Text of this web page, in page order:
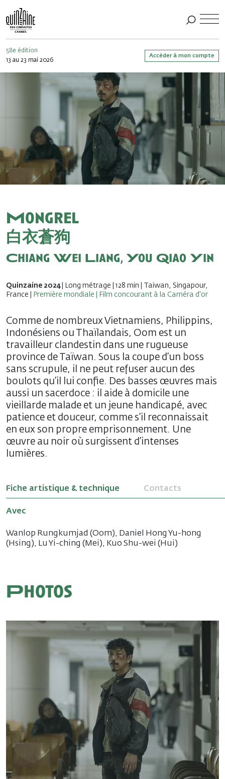
58e édition
13 au 23 mai 2026
Accéder à mon compte
Mongrel
白衣蒼狗
Chiang Wei Liang, You Qiao Yin
Quinzaine 2024
| Long métrage | 128 min | Taiwan, Singapour,
France |
Première mondiale | Film concourant à la Caméra d'or
Comme de nombreux Vietnamiens, Philippins,
Indonésiens ou Thaïlandais, Oom est un
travailleur clandestin dans une rugueuse
province de Taïwan. Sous la coupe d’un boss
sans scrupule, il ne peut refuser aucun des
boulots qu’il lui confie. Des basses œuvres mais
aussi un sacerdoce : il aide à domicile une
vieillarde malade et un jeune handicapé, avec
patience et douceur, comme s’il reconnaissait
en eux son propre emprisonnement. Une
œuvre au noir où surgissent d’intenses
lumières.
Fiche artistique & technique Contacts
Avec
Wanlop Rungkumjad (Oom), Daniel Hong Yu-hong
(Hsing), Lu Yi-ching (Mei), Kuo Shu-wei (Hui)
Photos